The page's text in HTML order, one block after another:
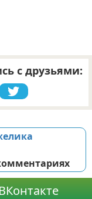
с друзьями: